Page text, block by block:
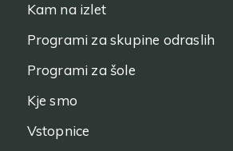
Kam na izlet
Programi za skupine odraslih
Programi za šole
Kje smo
Vstopnice